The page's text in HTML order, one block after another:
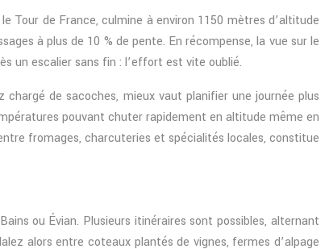
Tour de France, culmine à environ 1150 mètres d’altitude
à plus de 10 % de pente. En récompense, la vue sur le
un escalier sans fin : l’effort est vite oublié.
chargé de sacoches, mieux vaut planifier une journée plus
pouvant chuter rapidement en altitude même en
fromages, charcuteries et spécialités locales, constitue
ou Évian. Plusieurs itinéraires sont possibles, alternant
alors entre coteaux plantés de vignes, fermes d’alpage